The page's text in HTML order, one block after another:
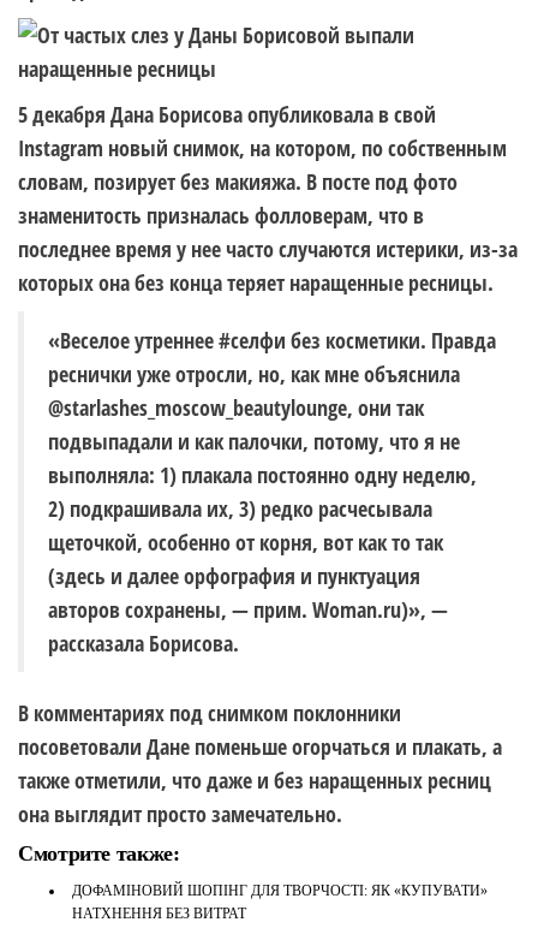
5 декабря Дана Борисова опубликовала в свой
Instagram новый снимок, на котором, по собственным
словам, позирует без макияжа. В посте под фото
знаменитость призналась фолловерам, что в
последнее время у нее часто случаются истерики, из-за
которых она без конца теряет наращенные ресницы.
«Веселое утреннее #селфи без косметики. Правда
реснички уже отросли, но, как мне объяснила
@starlashes_moscow_beautylounge, они так
подвыпадали и как палочки, потому, что я не
выполняла: 1) плакала постоянно одну неделю,
2) подкрашивала их, 3) редко расчесывала
щеточкой, особенно от корня, вот как то так
(здесь и далее орфография и пунктуация
авторов сохранены, — прим. Woman.ru)», —
рассказала Борисова.
В комментариях под снимком поклонники
посоветовали Дане поменьше огорчаться и плакать, а
также отметили, что даже и без наращенных ресниц
она выглядит просто замечательно.
Смотрите также:
ДОФАМІНОВИЙ ШОПІНГ ДЛЯ ТВОРЧОСТІ: ЯК «КУПУВАТИ»
НАТХНЕННЯ БЕЗ ВИТРАТ